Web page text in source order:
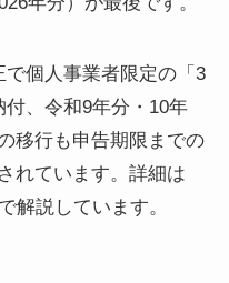
個人事業者限定の「3
、令和9年分・10年
移行も申告期限までの
れています。詳細は
解説しています。